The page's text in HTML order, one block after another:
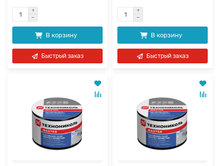
В корзину
Быстрый заказ
В корзину
Быстрый заказ